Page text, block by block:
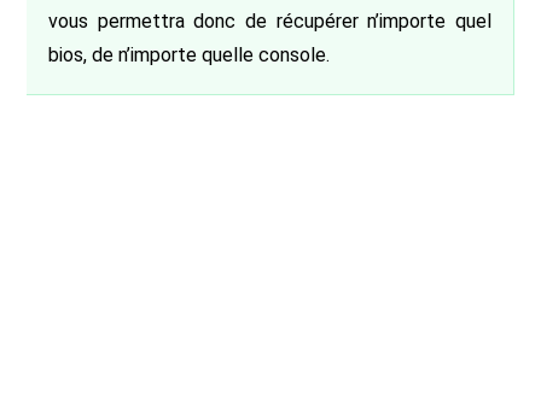
vous permettra donc de récupérer n’importe quel
bios, de n’importe quelle console.